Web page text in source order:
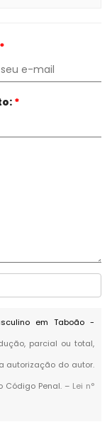
*
*
em Taboão -
parcial ou total,
autorização do autor.
Código Penal. – Lei n°